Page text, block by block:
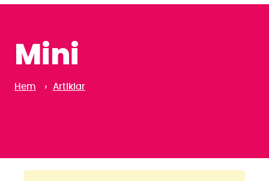
Mini
Hem › Artiklar